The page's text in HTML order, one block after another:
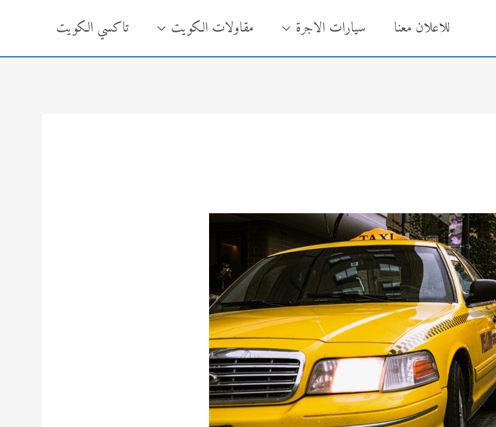
للاعلان معنا سيارات الاجرة مقاولات الكويت تاكسي الكويت